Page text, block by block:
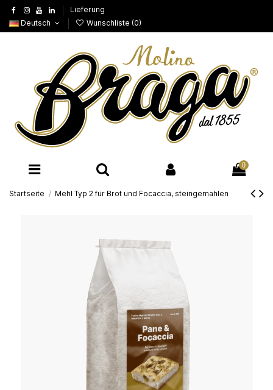
Lieferung
Deutsch
Wunschliste (0)
0
Startseite Mehl Typ 2 für Brot und Focaccia, steingemahlen